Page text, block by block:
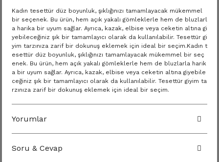
Kadın tesettür düz boyunluk, şıklığınızı tamamlayacak mükemmel
bir seçenek. Bu ürün, hem açık yakalı gömleklerle hem de bluzlarl
a harika bir uyum sağlar. Ayrıca, kazak, elbise veya ceketin altına gi
yebileceğiniz şık bir tamamlayıcı olarak da kullanılabilir. Tesettür gi
yim tarzınıza zarif bir dokunuş eklemek için ideal bir seçim.Kadın t
esettür düz boyunluk, şıklığınızı tamamlayacak mükemmel bir seç
enek. Bu ürün, hem açık yakalı gömleklerle hem de bluzlarla harik
a bir uyum sağlar. Ayrıca, kazak, elbise veya ceketin altına giyebile
ceğiniz şık bir tamamlayıcı olarak da kullanılabilir. Tesettür giyim ta
rzınıza zarif bir dokunuş eklemek için ideal bir seçim.
Yorumlar
Soru & Cevap